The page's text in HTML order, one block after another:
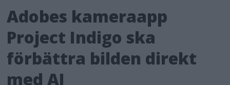
Adobes kameraapp
Project Indigo ska
förbättra bilden direkt
med AI